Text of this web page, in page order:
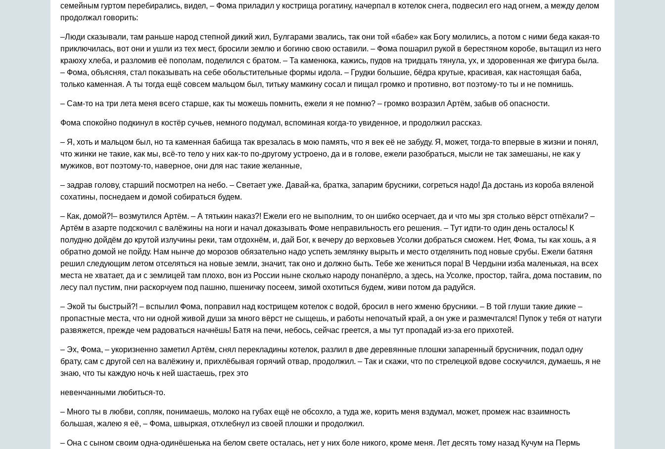
семейным гуртом перебирались, видел, – Фома приладил у кострища рогатину, начерпал в котелок снега, подвесил его над огнем, а между делом
продолжал говорить:
–Люди сказывали, там раньше народ степной дикий жил, Булгарами звались, так они той «бабе» как Богу молились, а потом с ними беда какая-то
приключилась, вот они и ушли из тех мест, бросили землю и богиню свою оставили. – Фома пошарил рукой в берестяном коробе, вытащил из него
краюху хлеба, и разломив её пополам, поделился с братом. – Та каменюка, кажись, пудов на тридцать тянула, ух, и здоровенная же фигура была.
– Фома, объясняя, стал показывать на себе обольстительные формы идола. – Грудки большие, бёдра крутые, красивая, как настоящая баба,
только каменная. А ты тогда ещё совсем мальцом был, титьку мамкину сосал и пищал громко и противно, вот поэтому-то ты и не помнишь.
– Сам-то на три лета меня всего старше, как ты можешь помнить, ежели я не помню? – громко возразил Артём, забыв об опасности.
Фома спокойно подкинул в костёр сучьев, немного подумал, вспоминая когда-то увиденное, и продолжил рассказ.
– Я, хоть и мальцом был, но та каменная бабища так врезалась в мою память, что я век её не забуду. Я, может, тогда-то впервые в жизни и понял,
что жинки не такие, как мы, всё-то тело у них как-то по-другому устроено, да и в голове, ежели разобраться, мысли не так замешаны, не как у
мужиков, вот поэтому-то, наверное, они для нас такие желанные,
– задрав голову, старший посмотрел на небо. – Светает уже. Давай-ка, братка, запарим брусники, согреться надо! Да достань из короба вяленой
сохатины, поснедаем и домой собираться будем.
– Как, домой?!– возмутился Артём. – А тятькин наказ?! Ежели его не выполним, то он шибко осерчает, да и что мы зря столько вёрст отпёхали? –
Артём в азарте подскочил с валёжины на ноги и начал доказывать Фоме неправильность его решения. – Тут идти-то один день осталось! К
полудню дойдём до крутой излучины реки, там отдохнём, и, дай Бог, к вечеру до верховьев Усолки добраться сможем. Нет, Фома, ты как хошь, а я
обратно домой не пойду. Нам нынче до морозов обязательно надо успеть землянку вырыть и место отделянить под новые срубы. Ежели батяня
решил следующим летом отселяться на новые земли, значит, так оно и должно быть. Тебе же жениться пора! В Чердыни изба маленькая, на всех
места не хватает, да и с землицей там плохо, вон из России ныне сколько народу понапёрло, а здесь, на Усолке, простор, тайга, дома поставим, по
лесу пал пустим, пни раскорчуем под пашню, пшеничку посеем, зимой охотиться будем, живи потом да радуйся.
– Экой ты быстрый?! – вспылил Фома, поправил над кострищем котелок с водой, бросил в него жменю брусники. – В той глуши такие дикие –
пропастные места, что ни одной живой души за много вёрст не сыщешь, и работы непочатый край, а он уже и размечтался! Пупок у тебя от натуги
развяжется, прежде чем радоваться начнёшь! Батя на печи, небось, сейчас греется, а мы тут пропадай из-за его прихотей.
– Эх, Фома, – укоризненно заметил Артём, снял перекладины котелок, разлил в две деревянные плошки запаренный брусничник, подал одну
брату, сам с другой сел на валёжину и, прихлёбывая горячий отвар, продолжил. – Так и скажи, что по стрелецкой вдове соскучился, думаешь, я не
знаю, что ты каждую ночь к ней шастаешь, грех это
невенчанными любиться-то.
– Много ты в любви, сопляк, понимаешь, молоко на губах ещё не обсохло, а туда же, корить меня вздумал, может, промеж нас взаимность
большая, жалею я её, – Фома, швыркая, отхлебнул из своей плошки и продолжил.
– Она с сыном своим одна-одинёшенька на белом свете осталась, нет у них боле никого, кроме меня. Лет десять тому назад Кучум на Пермь